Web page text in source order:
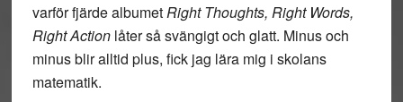
varför fjärde albumetRight Thoughts, Right Words,
Right Actionlåter så svängigt och glatt. Minus och
minus blir alltid plus, fick jag lära mig i skolans
matematik.